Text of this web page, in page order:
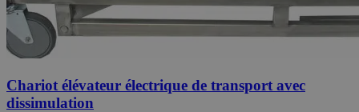
Chariot élévateur électrique de transport avec
dissimulation